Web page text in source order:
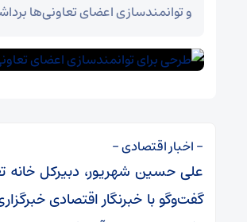
و توانمندسازی اعضای تعاونی‌ها
– اخبار اقتصادی –
علی حسین شهریور، دبیرکل خانه
گفت‌وگو با خبرنگار اقتصادی